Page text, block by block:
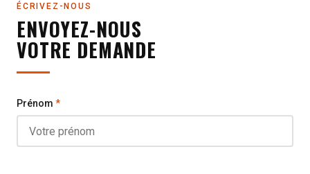
ÉCRIVEZ-NOUS
ENVOYEZ-NOUS
VOTRE DEMANDE
Prénom *